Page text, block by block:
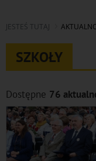
JESTEŚ TUTAJ
SZKOŁY
Dostępne 76